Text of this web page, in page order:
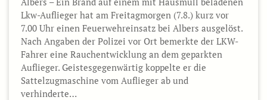
Lkw-Auflieger hat am Freitagmorgen (7.8.) kurz vor
7.00 Uhr einen Feuerwehreinsatz bei Albers ausgelöst.
Nach Angaben der Polizei vor Ort bemerkte der LKW-
Fahrer eine Rauchentwicklung an dem geparkten
Auflieger. Geistesgegenwärtig koppelte er die
Sattelzugmaschine vom Auflieger ab und
verhinderte…